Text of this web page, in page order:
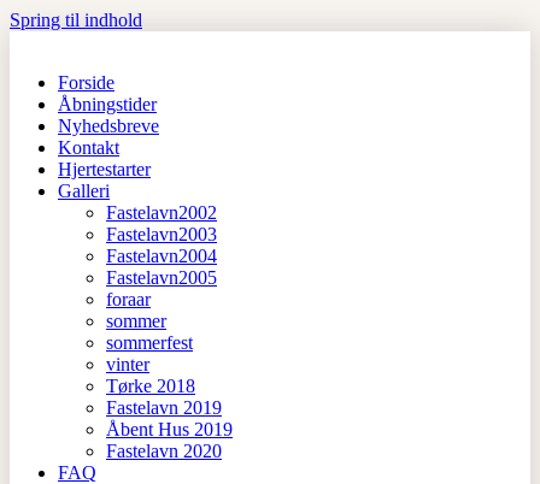
Spring til indhold
Forside
Åbningstider
Nyhedsbreve
Kontakt
Hjertestarter
Galleri
Fastelavn2002
Fastelavn2003
Fastelavn2004
Fastelavn2005
foraar
sommer
sommerfest
vinter
Tørke 2018
Fastelavn 2019
Åbent Hus 2019
Fastelavn 2020
FAQ